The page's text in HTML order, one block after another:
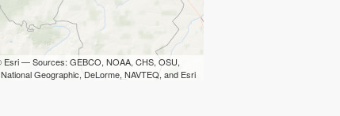
Esri — Sources: GEBCO, NOAA, CHS, OSU,
Geographic, DeLorme, NAVTEQ, and Esri